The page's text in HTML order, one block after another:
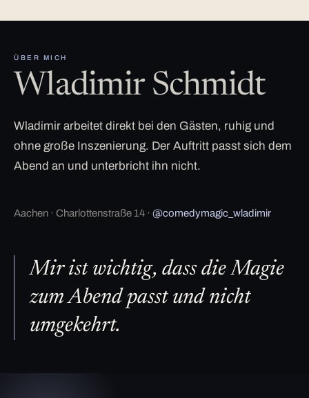
ÜBER MICH
Wladimir Schmidt
Wladimir arbeitet direkt bei den Gästen, ruhig und
ohne große Inszenierung. Der Auftritt passt sich dem
Abend an und unterbricht ihn nicht.
Aachen · Charlottenstraße 14 · @comedymagic_wladimir
Mir ist wichtig, dass die Magie
zum Abend passt und nicht
umgekehrt.